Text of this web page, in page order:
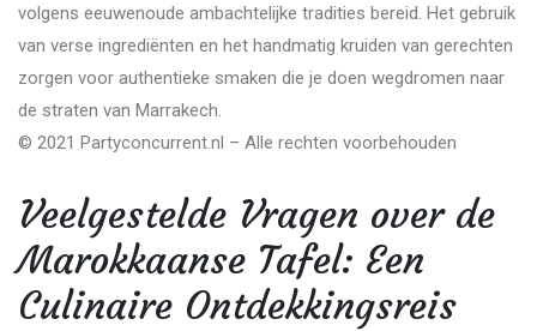
volgens eeuwenoude ambachtelijke tradities bereid. Het gebruik
van verse ingrediënten en het handmatig kruiden van gerechten
zorgen voor authentieke smaken die je doen wegdromen naar
de straten van Marrakech.
© 2021 Partyconcurrent.nl – Alle rechten voorbehouden
Veelgestelde Vragen over de
Marokkaanse Tafel: Een
Culinaire Ontdekkingsreis